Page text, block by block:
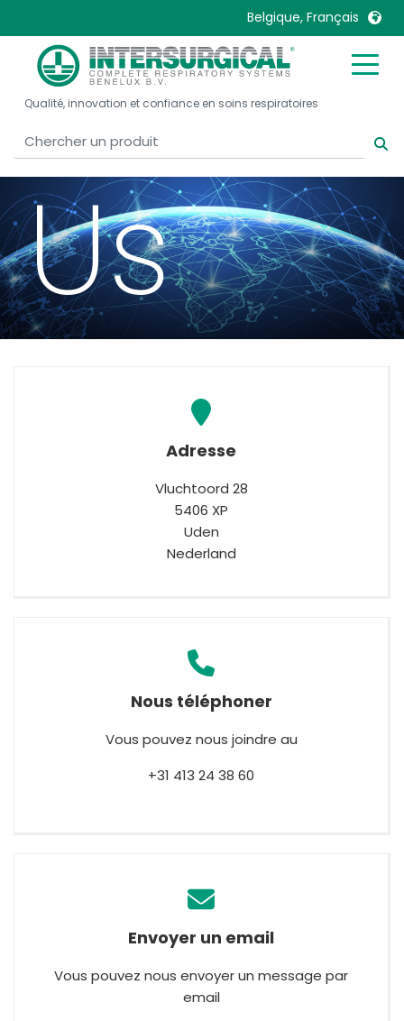
Belgique, Français
United Kingdom
United States
Australia
Belgique, Français
Canada, English
Canada, Français
China
Colombia
France
Italia
Malaysia
Mexico
Nederlands
Norway
Portugal
Qualité, innovation et confiance en soins respiratoires
Us
Adresse
Vluchtoord 28
5406 XP
Uden
Nederland
Nous téléphoner
Vous pouvez nous joindre au
+31 413 24 38 60
Envoyer un email
Vous pouvez nous envoyer un message par
email